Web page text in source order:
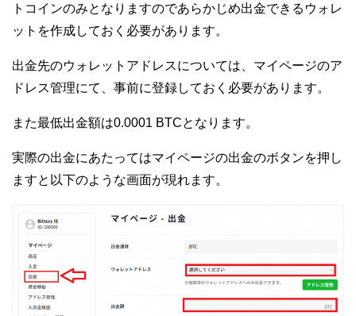
トコインのみとなりますのであらかじめ出金できるウォレ
ットを作成しておく必要があります。
出金先のウォレットアドレスについては、マイページのア
ドレス管理にて、事前に登録しておく必要があります。
また最低出金額は0.0001 BTCとなります。
実際の出金にあたってはマイページの出金のボタンを押し
ますと以下のような画面が現れます。